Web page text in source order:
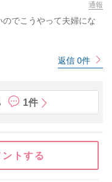
通報
でこうやって夫婦にな
返信 0件
1件
トする